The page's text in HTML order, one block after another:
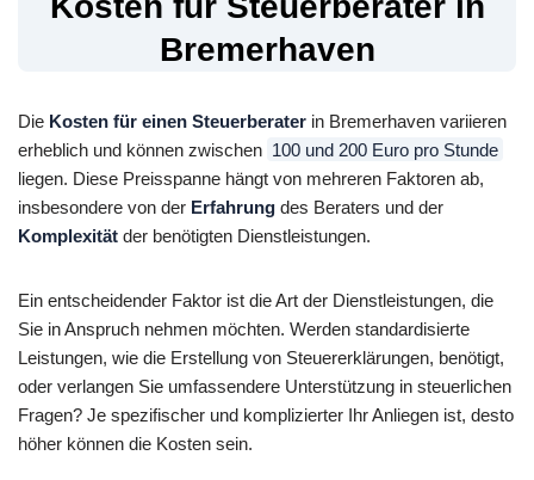
Bremerhaven
Die Kosten für einen Steuerberater in Bremerhaven variieren
erheblich und können zwischen 100 und 200 Euro pro Stunde
liegen. Diese Preisspanne hängt von mehreren Faktoren ab,
insbesondere von der Erfahrung des Beraters und der
Komplexität der benötigten Dienstleistungen.
Ein entscheidender Faktor ist die Art der Dienstleistungen, die
Sie in Anspruch nehmen möchten. Werden standardisierte
Leistungen, wie die Erstellung von Steuererklärungen, benötigt,
oder verlangen Sie umfassendere Unterstützung in steuerlichen
Fragen? Je spezifischer und komplizierter Ihr Anliegen ist, desto
höher können die Kosten sein.